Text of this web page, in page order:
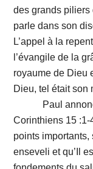
des grands piliers
parle dans son
L’appel à la
l’évangile de la
royaume de Dieu
Dieu, tel était son
Paul
Corinthiens 15
points importants,
enseveli et qu’Il